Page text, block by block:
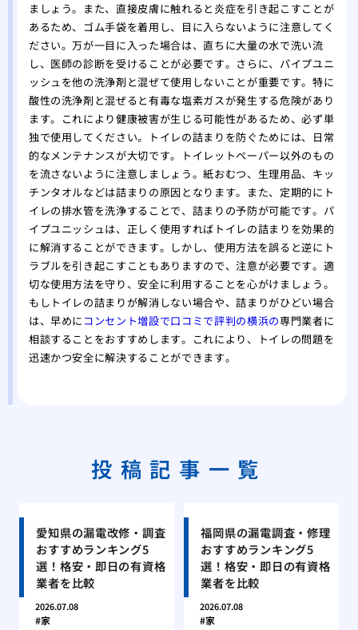
ましょう。また、直接皮膚に触れると炎症を引き起こすことが
あるため、ゴム手袋を着用し、目に入らないように注意してく
ださい。万が一目に入った場合は、直ちに大量の水で洗い流
し、医師の診断を受けることが必要です。さらに、パイプユニ
ッシュを他の洗浄剤と混ぜて使用しないことが重要です。特に
酸性の洗浄剤と混ぜると有毒な塩素ガスが発生する危険があり
ます。これにより健康被害が生じる可能性があるため、必ず単
独で使用してください。トイレの詰まりを防ぐためには、日常
的なメンテナンスが大切です。トイレットペーパー以外のもの
を流さないように注意しましょう。紙おむつ、生理用品、キッ
チンタオルなどは詰まりの原因となります。また、定期的にト
イレの排水管を洗浄することで、詰まりの予防が可能です。パ
イプユニッシュは、正しく使用すればトイレの詰まりを効果的
に解消することができます。しかし、使用方法を誤ると逆にト
ラブルを引き起こすこともありますので、注意が必要です。適
切な使用方法を守り、安全に利用することを心がけましょう。
もしトイレの詰まりが解消しない場合や、詰まりがひどい場合
は、早めに コンセント増設で口コミで評判の横浜の専門業者に
相談することをおすすめします。これにより、トイレの問題を
迅速かつ安全に解決することができます。
投稿記事一覧
愛知県の漏電改修・調査
おすすめランキング5
選！格安・即日の有資格
業者を比較
2026.07.08
家
福岡県の漏電調査・修理
おすすめランキング5
選！格安・即日の有資格
業者を比較
2026.07.08
家